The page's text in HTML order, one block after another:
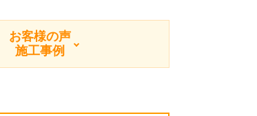
お客様の声
施工事例